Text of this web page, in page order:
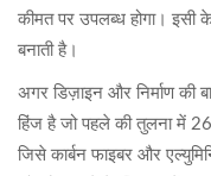
कीमत पर उपलब्ध होगा।
बनाती है।
अगर डिज़ाइन और निर्माण की
हिंज है जो पहले की तुलना में
जिसे कार्बन फाइबर और